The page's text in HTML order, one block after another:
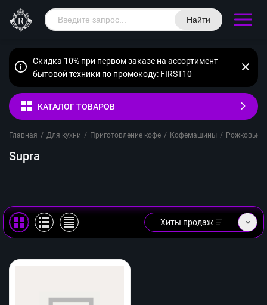
Найти
Скидка 10% при первом заказе на ассортимент
бытовой техники по промокоду: FIRST10
КАТАЛОГ ТОВАРОВ
Главная / Для кухни / Приготовление кофе / Кофемашины / Рожковые
Supra
Хиты продаж